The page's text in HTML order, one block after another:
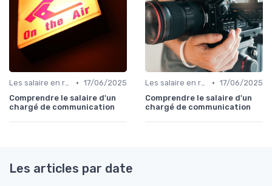
Les salaire en relation presse • 17/06/2025
Comprendre le salaire d'un
chargé de communication
Les salaire en relation presse • 17/06/2025
Comprendre le salaire d'un
chargé de communication
Les articles par date